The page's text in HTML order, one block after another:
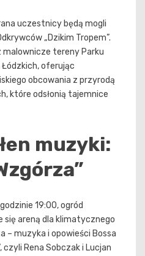
uczestnicy będą mogli
„Dzikim Tropem”.
malownicze tereny Parku
Łódzkich, oferując
obcowania z przyrodą
które odsłonią tajemnice
muzyki:
19:00, ogród
się areną dla klimatycznego
– muzyka i opowieści Bossa
czyli Rena Sobczak i Lucjan